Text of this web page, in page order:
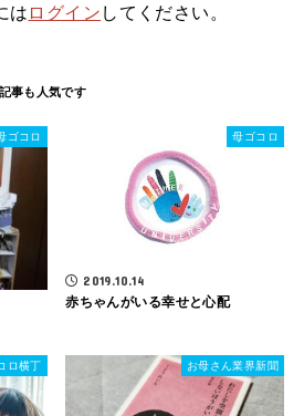
は ログイン してください。
ゴコロ 母ゴコロ
2019.10.14
赤ちゃんがいる幸せと心配
ロ横丁 お母さん業界新聞